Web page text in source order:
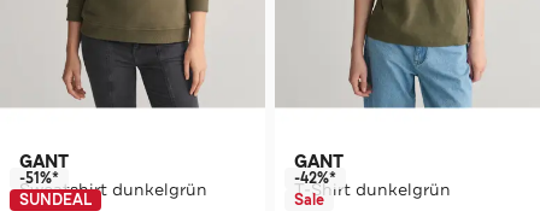
GANT
Sweatshirt dunkelgrün
-51%*
SUNDEAL
GANT
T-Shirt dunkelgrün
-42%*
Sale